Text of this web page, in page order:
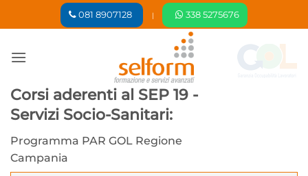
081 8907128 | 338 5275676
Corsi aderenti al SEP 19 -
Servizi Socio-Sanitari:
Programma PAR GOL Regione
Campania